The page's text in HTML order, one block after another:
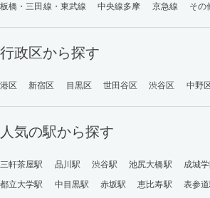
板橋・三田線・東武線
中央線多摩 京急線 その
行政区から探す
港区 新宿区 目黒区 世田谷区 渋谷区 中野
人気の駅から探す
三軒茶屋駅 品川駅 渋谷駅 池尻大橋駅 成城
都立大学駅
中目黒駅 赤坂駅 恵比寿駅 表参